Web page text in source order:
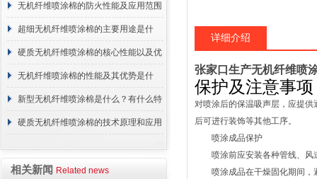
无机纤维喷涂棉的防火性能及应用范围
超细无机纤维喷涂棉的主要用途是什
么？
硬质无机纤维喷涂棉的核心性能以及优
点介绍
无机纤维喷涂棉的性能及其优势是什
么？
新型无机纤维喷涂棉是什么？有什么特
点？
硬质无机纤维喷涂棉的技术原理和应用
相关新闻 Related news
详细介绍
张家口生产无机纤维喷
保护及注意事项
对喷涂后的保温吸声层，应提
后可进行装饰等其他工序。
喷涂成品保护
喷涂前应安装各种管线、风
喷涂成品在干燥固化期间，